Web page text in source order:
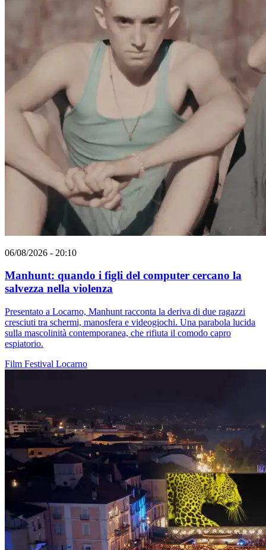
06/08/2026 - 20:10
Manhunt: quando i figli del computer cercano la
salvezza nella violenza
Presentato a Locarno, Manhunt racconta la deriva di due ragazzi
cresciuti tra schermi, manosfera e videogiochi. Una parabola lucida
sulla mascolinità contemporanea, che rifiuta il comodo capro
espiatorio.
Film Festival Locarno